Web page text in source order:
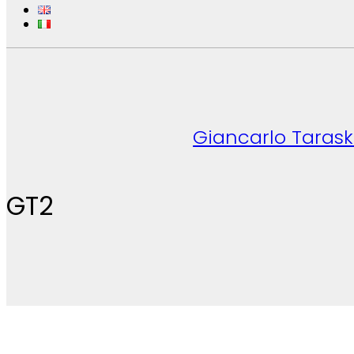
Giancarlo
GT2